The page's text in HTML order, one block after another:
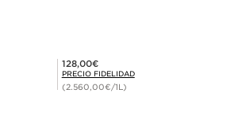
Precio Fidelidad 128,00€
128,00€
PRECIO FIDELIDAD
(2.560,00€/1L)